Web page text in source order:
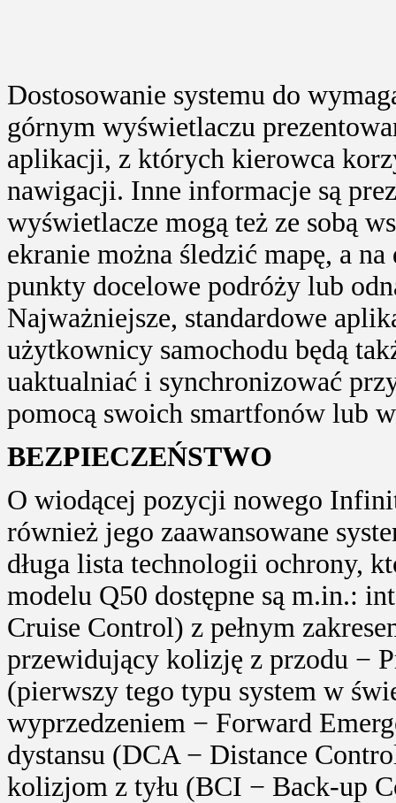
Dostosowanie systemu do
górnym wyświetlaczu
aplikacji, z których kierowca
nawigacji. Inne informacje są
wyświetlacze mogą też ze sobą
ekranie można śledzić mapę, a
punkty docelowe podróży lub
Najważniejsze, standardowe
użytkownicy samochodu będą
uaktualniać i synchronizować
pomocą swoich smartfonów lub
BEZPIECZEŃSTWO
O wiodącej pozycji nowego
również jego zaawansowane
długa lista technologii ochrony,
modelu Q50 dostępne są m.in.:
Cruise Control) z pełnym
przewidujący kolizję z przodu −
(pierwszy tego typu system w
wyprzedzeniem − Forward
dystansu (DCA − Distance
kolizjom z tyłu (BCI − Back-up